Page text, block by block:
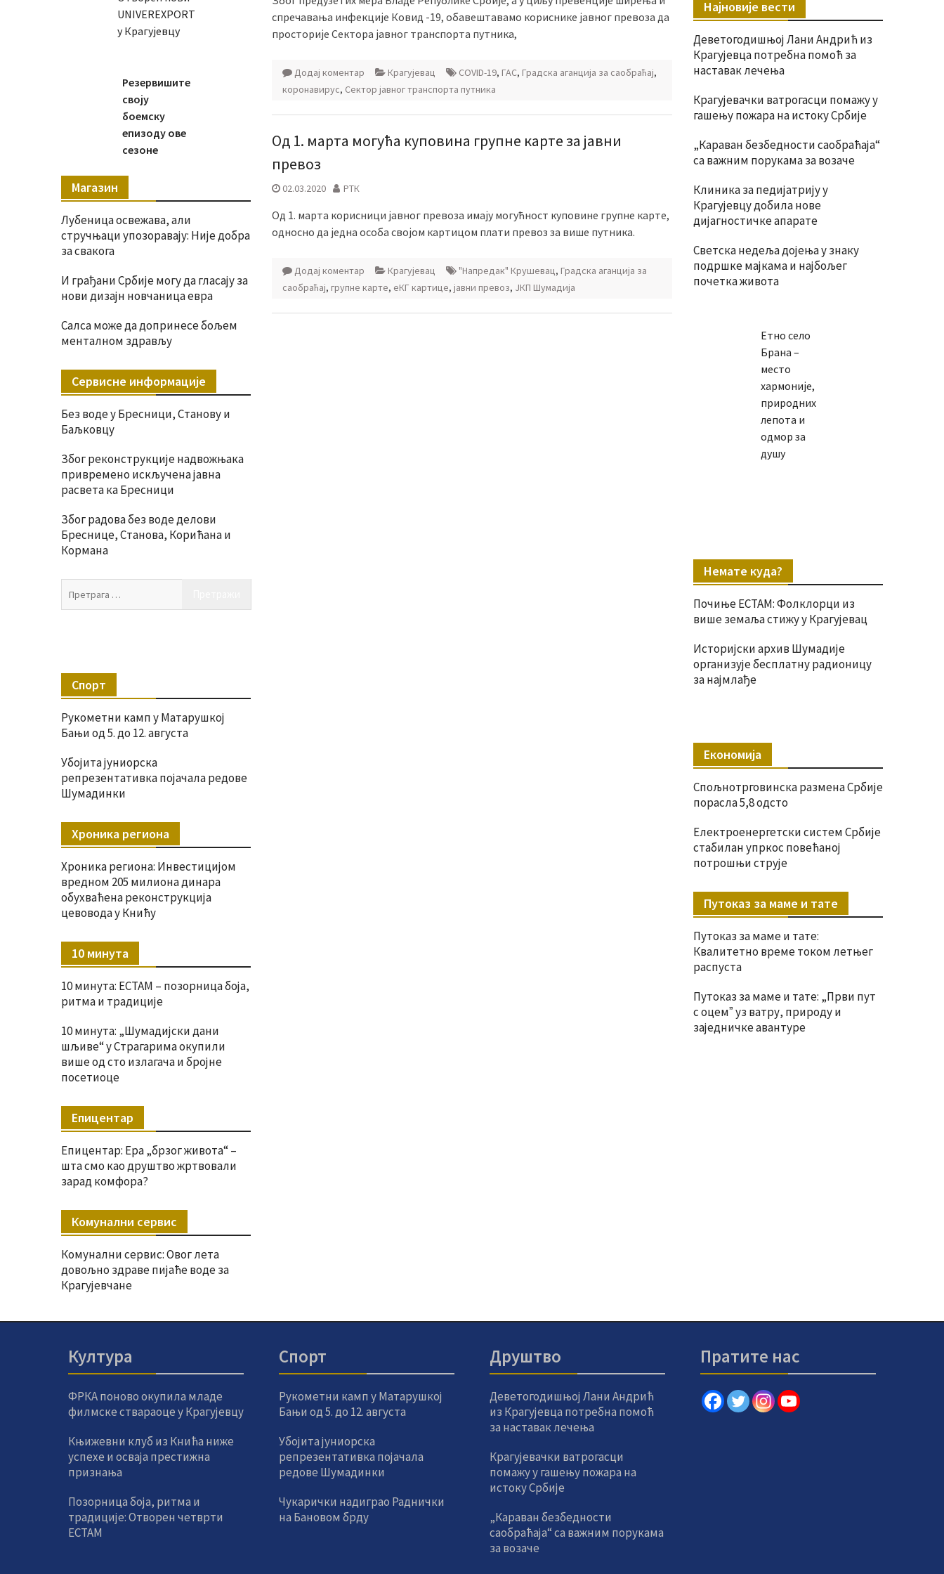
спречавања инфекције Ковид -19, обавештавамо кориснике јавног превоза да
просторије Сектора јавног транспорта путника,
Додај коментар Крагујевац COVID-19, ГАС, Градска аганција за саобраћај,
коронавирус, Сектoр јавног транспорта путника
Од 1. марта могућа куповина групне карте за јавни
превоз
02.03.2020 РТК
Од 1. марта корисници јавног превоза имају могућност куповине групне карте,
односно да једна особа својом картицом плати превоз за више путника.
Додај коментар Крагујевац "Напредак" Крушевац, Градска аганција за
саобраћај, групне карте, еКГ картице, јавни превоз, ЈКП Шумадија
Најновије вести
Деветогодишњој Лани Андрић из
Крагујевца потребна помоћ за
наставак лечења
Крагујевачки ватрогасци помажу у
гашењу пожара на истоку Србије
„Караван безбедности саобраћаја“
са важним порукама за возаче
Клиника за педијатрију у
Крагујевцу добила нове
дијагностичке апарате
Светска недеља дојења у знаку
подршке мајкама и најбољег
почетка живота
Етно село
Брана –
место
хармоније,
природних
лепота и
одмор за
душу
Немате куда?
Почиње ЕСТАМ: Фолклорци из
више земаља стижу у Крагујевац
Историјски архив Шумадије
организује бесплатну радионицу
за најмлађе
Економија
Спољнотрговинска размена Србије
порасла 5,8 одсто
Електроенергетски систем Србије
стабилан упркос повећаној
потрошњи струје
Путоказ за маме и тате
Путоказ за маме и тате:
Квалитетно време током летњег
распуста
Путоказ за маме и тате: „Први пут
с оцемˮ уз ватру, природу и
заједничке авантуре
UNIVEREXPORT
у Крагујевцу
Резервишите
своју
боемску
епизоду ове
сезоне
Магазин
Лубеница освежава, али
стручњаци упозоравају: Није добра
за свакога
И грађани Србије могу да гласају за
нови дизајн новчаница евра
Салса може да допринесе бољем
менталном здрављу
Сервисне информације
Без воде у Бресници, Станову и
Баљковцу
Због реконструкције надвожњака
привремено искључена јавна
расвета ка Бресници
Због радова без воде делови
Бреснице, Станова, Корићана и
Кормана
Спорт
Рукометни камп у Матарушкој
Бањи од 5. до 12. августа
Убојита јуниорска
репрезентативка појачала редове
Шумадинки
Хроника региона
Хроника региона: Инвестицијом
вредном 205 милиона динара
обухваћена реконструкција
цевовода у Книћу
10 минута
10 минута: ЕСТАМ – позорница боја,
ритма и традиције
10 минута: „Шумадијски дани
шљиве“ у Страгарима окупили
више од сто излагача и бројне
посетиоце
Епицентар
Епицентар: Ера „брзог живота“ –
шта смо као друштво жртвовали
зарад комфора?
Комунални сервис
Комунални сервис: Овог лета
довољно здраве пијаће воде за
Крагујевчане
Култура
ФРКА поново окупила младе
филмске ствараоце у Крагујевцу
Књижевни клуб из Кнића ниже
успехе и осваја престижна
признања
Позорница боја, ритма и
традиције: Отворен четврти
ЕСТАМ
Спорт
Рукометни камп у Матарушкој
Бањи од 5. до 12. августа
Убојита јуниорска
репрезентативка појачала
редове Шумадинки
Чукарички надиграо Раднички
на Бановом брду
Друштво
Деветогодишњој Лани Андрић
из Крагујевца потребна помоћ
за наставак лечења
Крагујевачки ватрогасци
помажу у гашењу пожара на
истоку Србије
„Караван безбедности
саобраћаја“ са важним порукама
за возаче
Пратите нас